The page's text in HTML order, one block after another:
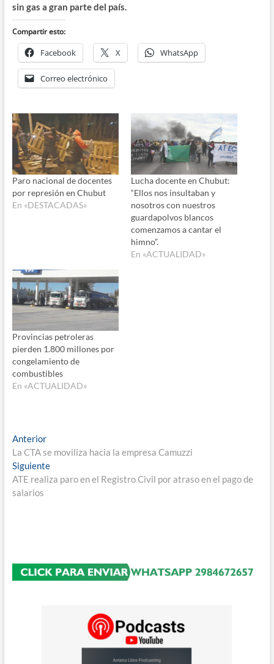
sin gas a gran parte del país.
Compartir esto:
Facebook X WhatsApp
Correo electrónico
Paro nacional de docentes
por represión en Chubut
En «DESTACADAS»
Lucha docente en Chubut:
“Ellos nos insultaban y
nosotros con nuestros
guardapolvos blancos
comenzamos a cantar el
himno”.
En «ACTUALIDAD»
Provincias petroleras
pierden 1.800 millones por
congelamiento de
combustibles
En «ACTUALIDAD»
Navegación
de
entradas
AnteriorEntrada
anterior:
La CTA se moviliza hacia la empresa Camuzzi
SiguienteEntrada
siguiente:
ATE realiza paro en el Registro Civil por atraso en el pago de
salarios